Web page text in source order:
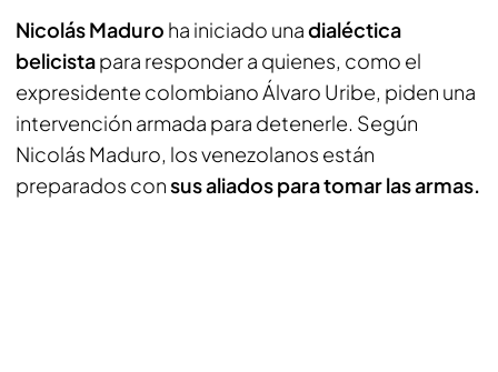
Nicolás Maduro ha iniciado unadialéctica
belicistapara responder a quienes, como el
expresidente colombiano Álvaro Uribe, piden una
intervención armada para detenerle. Según
Nicolás Maduro, los venezolanos están
preparados consus aliados para tomar las armas.